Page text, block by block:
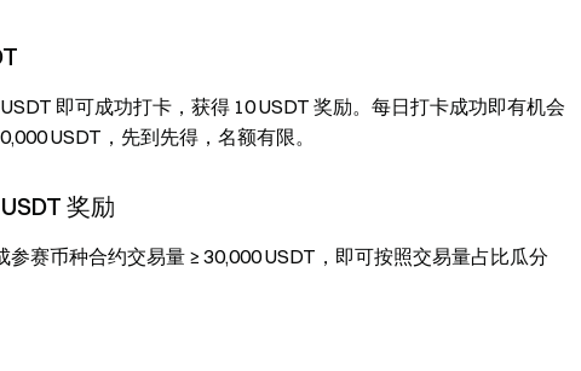
即可成功打卡，获得 10 USDT 奖励。每日打卡成功即有机会
USDT，先到先得，名额有限。
奖励
赛币种合约交易量 ≥ 30,000 USDT，即可按照交易量占比瓜分